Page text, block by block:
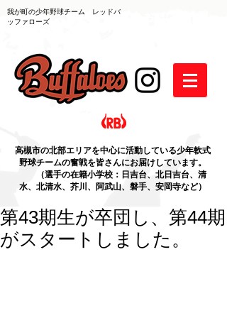
我が町の少年野球チーム レッドバ
ッファローズ
高槻市の北部エリアを中心に活動している少年軟式
野球チームの奮戦を皆さんにお届けしています。
（選手の在籍小学校：日吉台、北日吉台、清
水、北清水、芥川、阿武山、磐手、安岡寺など）
第43期生が卒団し、第44期
がスタートしました。